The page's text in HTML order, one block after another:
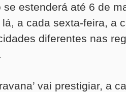
se estenderá até 6 de
a cada sexta-feira, a
diferentes nas
vai prestigiar, a